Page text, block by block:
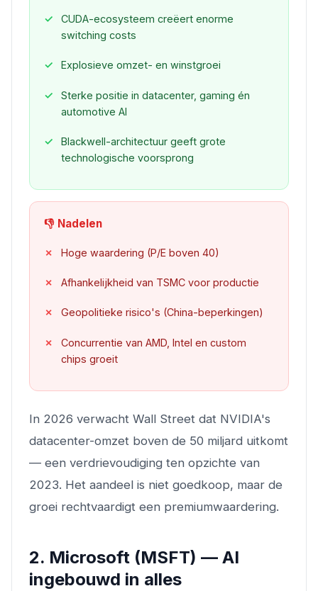
CUDA-ecosysteem creëert enorme
switching costs
Explosieve omzet- en winstgroei
Sterke positie in datacenter, gaming én
automotive AI
Blackwell-architectuur geeft grote
technologische voorsprong
👎 Nadelen
Hoge waardering (P/E boven 40)
Afhankelijkheid van TSMC voor productie
Geopolitieke risico's (China-beperkingen)
Concurrentie van AMD, Intel en custom
chips groeit
In 2026 verwacht Wall Street dat NVIDIA's
datacenter-omzet boven de 50 miljard uitkomt
— een verdrievoudiging ten opzichte van
2023. Het aandeel is niet goedkoop, maar de
groei rechtvaardigt een premiumwaardering.
2. Microsoft (MSFT) — AI
ingebouwd in alles